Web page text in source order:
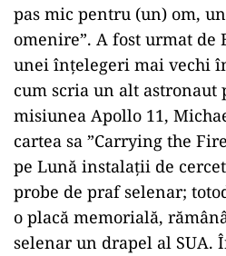
pas mic pentru (un) om,
omenire”. A fost urmat
unei înţelegeri mai vechi
cum scria un alt
misiunea Apollo 11,
cartea sa ”Carrying the
pe Lună instalaţii de
probe de praf selenar;
o placă memorială,
selenar un drapel al SUA.